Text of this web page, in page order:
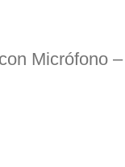
Micrófono